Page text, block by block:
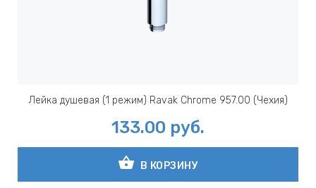
Лейка душевая (1 режим) Ravak Chrome 957.00 (Чехия)
133.00 руб.
shopping_basket В КОРЗИНУ